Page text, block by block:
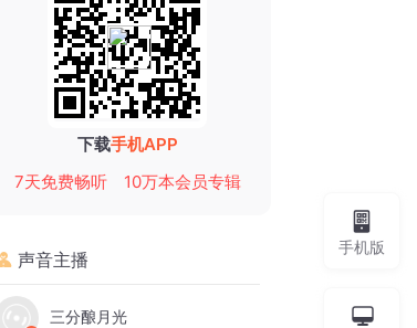
下载手机APP
7天免费畅听
10万本会员专辑
声音主播
三分酿月光
手机版